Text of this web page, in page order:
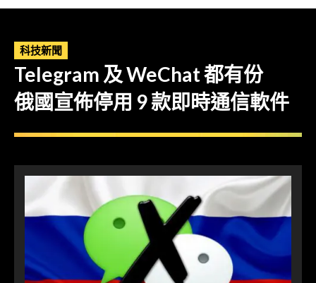
科技新聞
Telegram 及 WeChat 都有份
俄國宣佈停用 9 款即時通信軟件